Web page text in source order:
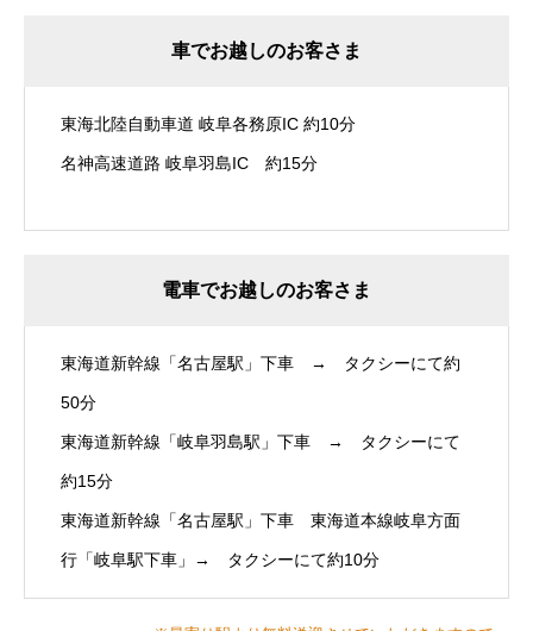
車でお越しのお客さま
東海北陸自動車道 岐阜各務原IC 約10分
名神高速道路 岐阜羽島IC 約15分
電車でお越しのお客さま
東海道新幹線「名古屋駅」下車 → タクシーにて約
50分
東海道新幹線「岐阜羽島駅」下車 → タクシーにて
約15分
東海道新幹線「名古屋駅」下車 東海道本線岐阜方面
行「岐阜駅下車」→ タクシーにて約10分